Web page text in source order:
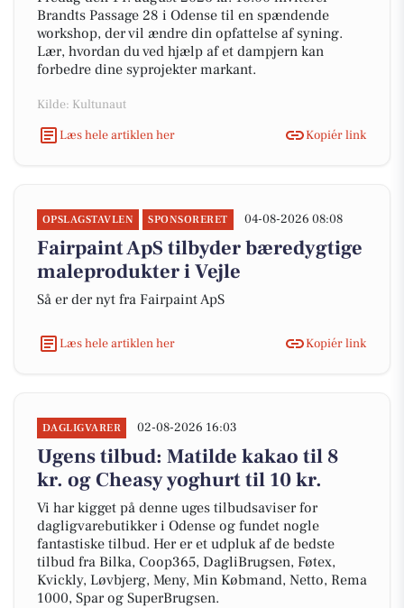
Brandts Passage 28 i Odense til en spændende
workshop, der vil ændre din opfattelse af syning.
Lær, hvordan du ved hjælp af et dampjern kan
forbedre dine syprojekter markant.
Kilde: Kultunaut
Læs hele artiklen her
Kopiér link
OPSLAGSTAVLEN SPONSORERET 04-08-2026 08:08
Fairpaint ApS tilbyder bæredygtige
maleprodukter i Vejle
Så er der nyt fra Fairpaint ApS
Læs hele artiklen her Kopiér link
DAGLIGVARER 02-08-2026 16:03
Ugens tilbud: Matilde kakao til 8
kr. og Cheasy yoghurt til 10 kr.
Vi har kigget på denne uges tilbudsaviser for
dagligvarebutikker i Odense og fundet nogle
fantastiske tilbud. Her er et udpluk af de bedste
tilbud fra Bilka, Coop365, DagliBrugsen, Føtex,
Kvickly, Løvbjerg, Meny, Min Købmand, Netto, Rema
1000, Spar og SuperBrugsen.